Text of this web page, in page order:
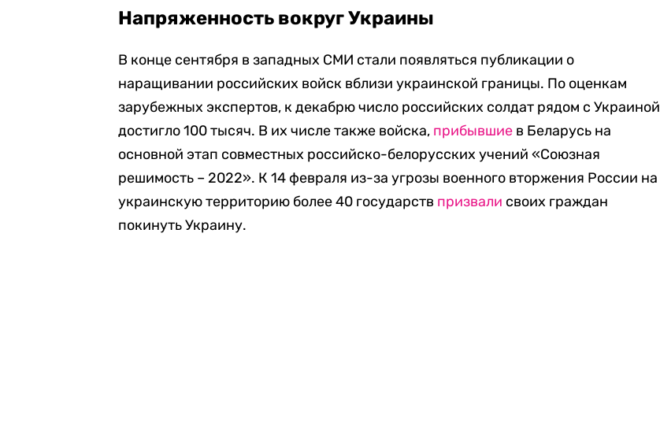
Напряженность вокруг Украины
В конце сентября в западных СМИ стали появляться публикации о
наращивании российских войск вблизи украинской границы. По оценкам
зарубежных экспертов, к декабрю число российских солдат рядом с Украиной
достигло 100 тысяч. В их числе также войска, прибывшие в Беларусь на
основной этап совместных российско-белорусских учений «Союзная
решимость – 2022». К 14 февраля из-за угрозы военного вторжения России на
украинскую территорию более 40 государств призвали своих граждан
покинуть Украину.